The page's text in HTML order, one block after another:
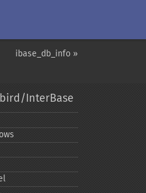
ibase_db_info »
InterBase